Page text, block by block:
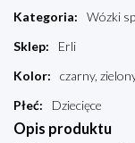
Kategoria:
Wózki
Sklep:
Erli
Kolor:
czarny,
Płeć: Dziecięce
Opis produktu